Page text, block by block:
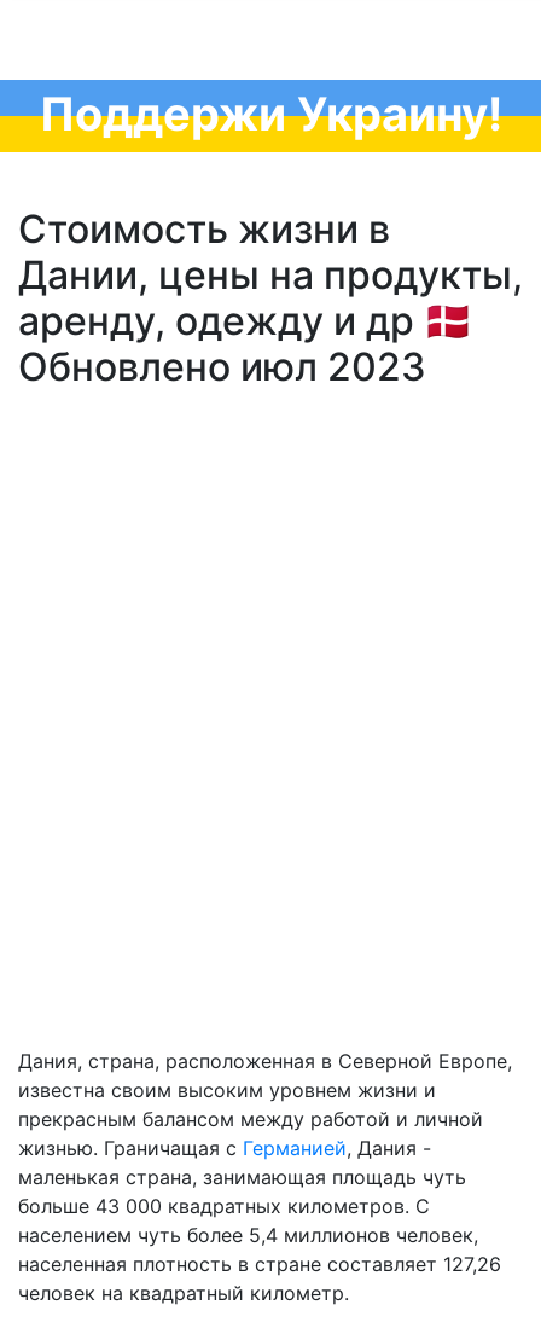
Поддержи Украину!
Стоимость жизни в
Дании, цены на продукты,
аренду, одежду и др 🇩🇰
Обновлено июл 2023
Дания, страна, расположенная в Северной Европе,
известна своим высоким уровнем жизни и
прекрасным балансом между работой и личной
жизнью. Граничащая с Германией, Дания -
маленькая страна, занимающая площадь чуть
больше 43 000 квадратных километров. С
населением чуть более 5,4 миллионов человек,
населенная плотность в стране составляет 127,26
человек на квадратный километр.